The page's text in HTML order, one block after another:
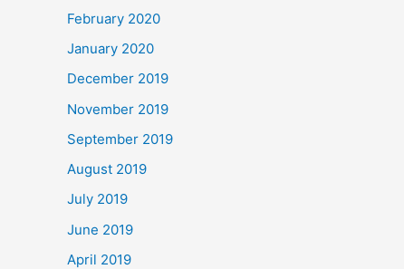
February 2020
January 2020
December 2019
November 2019
September 2019
August 2019
July 2019
June 2019
April 2019